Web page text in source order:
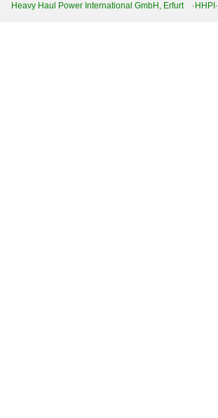
Heavy Haul Power International GmbH, Erfurt ·HHPI·